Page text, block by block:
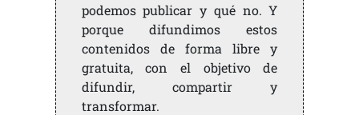
podemos publicar y qué no. Y
porque difundimos estos
contenidos de forma libre y
gratuita, con el objetivo de
difundir, compartir y
transformar.